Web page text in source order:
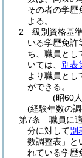
その者の学歴
よる。
2
級別資格基
いる学歴免許
ち、職員とし
いては、 別表
より職員とし
ができる。
(昭60
(経験年数の
第7条
職員に
分に対して別
数調整表」と
れている学歴